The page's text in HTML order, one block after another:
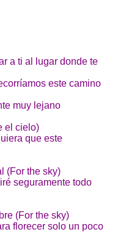
a ti al lugar donde te
este camino
muy lejano
el cielo)
que este
(For the sky)
seguramente todo
(For the sky)
florecer solo un poco